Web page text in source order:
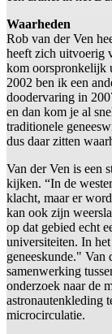
Waarheden
Rob van der Ven
heeft zich uitvoerig
kom oorspronkelijk
2002 ben ik een
doodervaring in
en dan kom je al
traditionele
dus daar zitten
Van der Ven is een
kijken. “In de
klacht, maar er
kan ook zijn
op dat gebied echt
universiteiten. In
geneeskunde." Van
samenwerking
onderzoek naar de
astronautenkleding
microcirculatie.